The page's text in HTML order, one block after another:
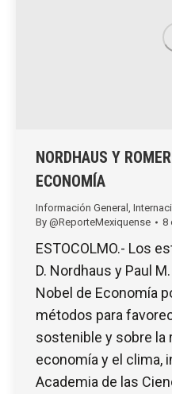
NORDHAUS Y
ECONOMÍA
Información General
By @ReporteMexiquense 8
ESTOCOLMO.- Los
D. Nordhaus y Paul
Nobel de Economía
métodos para
sostenible y sobre la
economía y el clima,
Academia de las